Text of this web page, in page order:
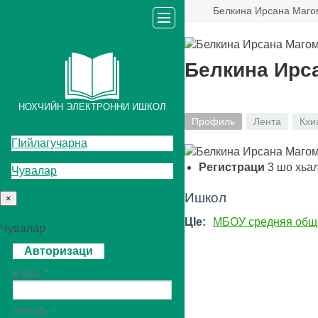
Белкина Ирсана
НОХЧИЙН ЭЛЕКТРОННИ ИШКОЛ
ГIийлагучарна
Чувалар
×
Чувалар
Авторизаци
E-MAIL
ПАРОЛЬ
Белкина
Профиль Лента
Регистраци 3 шо
Ишкол
ЦIе: МБОУ средняя